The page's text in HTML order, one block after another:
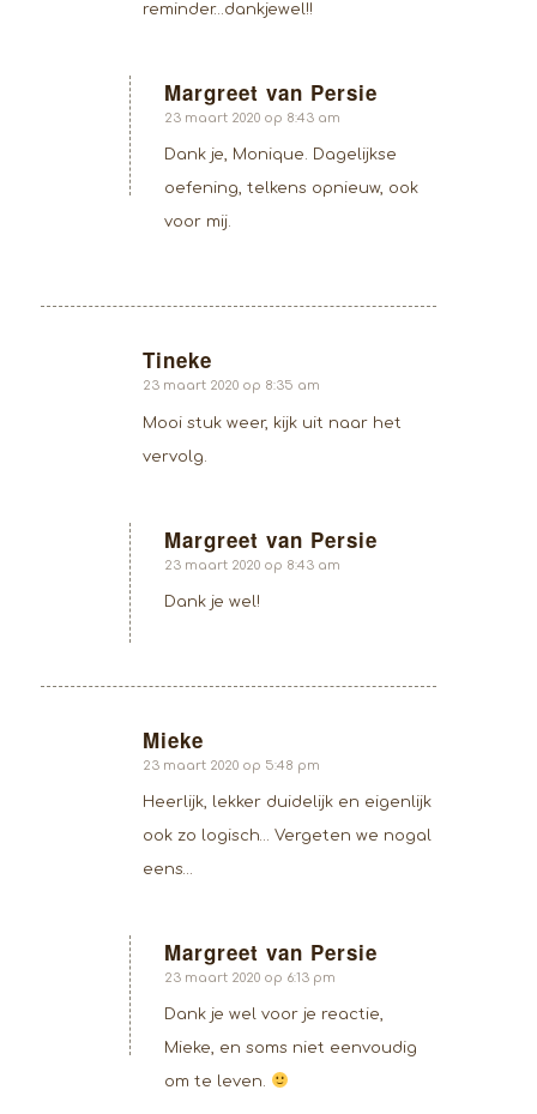
reminder…dankjewel!!
Margreet van Persie
zegt:
23 maart 2020 op 8:43 am
Dank je, Monique. Dagelijkse
oefening, telkens opnieuw, ook
voor mij.
Tineke
zegt:
23 maart 2020 op 8:35 am
Mooi stuk weer, kijk uit naar het
vervolg.
Margreet van Persie
zegt:
23 maart 2020 op 8:43 am
Dank je wel!
Mieke
zegt:
23 maart 2020 op 5:48 pm
Heerlijk, lekker duidelijk en eigenlijk
ook zo logisch… Vergeten we nogal
eens…
Margreet van Persie
zegt:
23 maart 2020 op 6:13 pm
Dank je wel voor je reactie,
Mieke, en soms niet eenvoudig
om te leven.